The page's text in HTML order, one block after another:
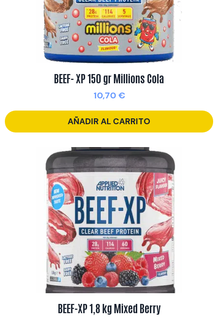
BEEF- XP 150 gr Millions Cola
10,70 €
AÑADIR AL CARRITO
BEEF-XP 1,8 kg Mixed Berry